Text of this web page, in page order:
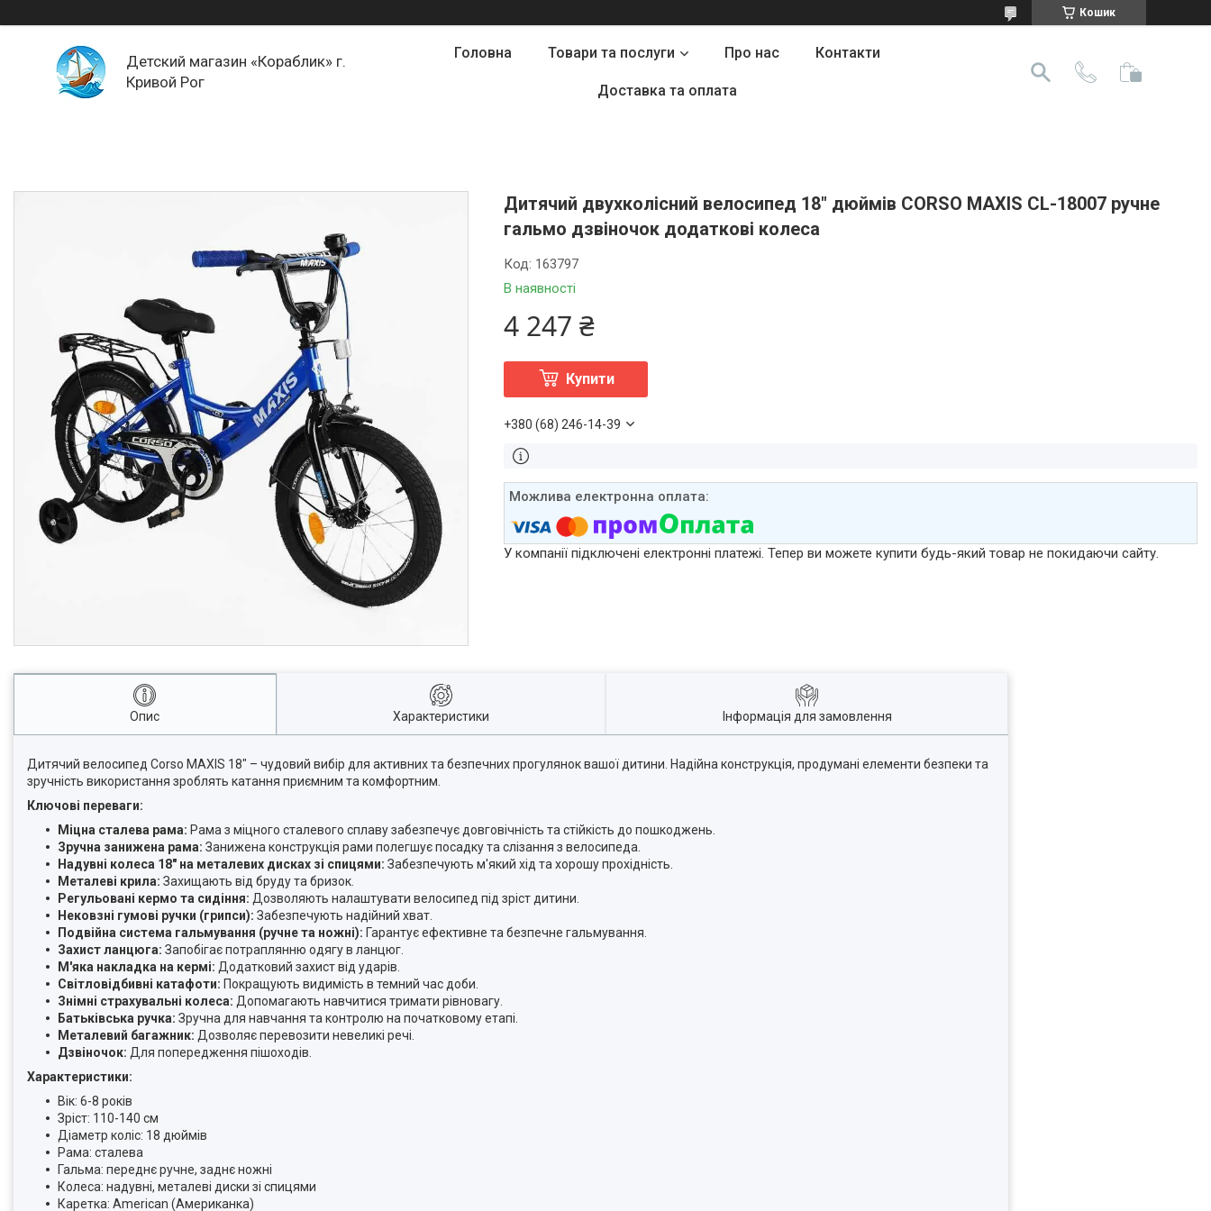
Кошик
Детский магазин «Кораблик» г.
Кривой Рог
Головна Товари та послуги Про нас Контакти
Доставка та оплата
Дитячий двухколісний велосипед 18" дюймів CORSO MAXIS CL-18007 ручне
гальмо дзвіночок додаткові колеса
В наявності
Код: 163797
4 247 ₴
Купити
+380 (68) 246-14-39
У компанії підключені електронні платежі. Тепер ви можете купити будь-який товар не покидаючи сайту.
Опис Характеристики Інформація для замовлення
Дитячий велосипед Corso MAXIS 18" – чудовий вибір для активних та безпечних прогулянок вашої дитини. Надійна конструкція, продумані елементи безпеки та
зручність використання зроблять катання приємним та комфортним.
Ключові переваги:
Міцна сталева рама: Рама з міцного сталевого сплаву забезпечує довговічність та стійкість до пошкоджень.
Зручна занижена рама: Занижена конструкція рами полегшує посадку та слізання з велосипеда.
Надувні колеса 18" на металевих дисках зі спицями: Забезпечують м'який хід та хорошу прохідність.
Металеві крила: Захищають від бруду та бризок.
Регульовані кермо та сидіння: Дозволяють налаштувати велосипед під зріст дитини.
Нековзні гумові ручки (грипси): Забезпечують надійний хват.
Подвійна система гальмування (ручне та ножні): Гарантує ефективне та безпечне гальмування.
Захист ланцюга: Запобігає потраплянню одягу в ланцюг.
М'яка накладка на кермі: Додатковий захист від ударів.
Світловідбивні катафоти: Покращують видимість в темний час доби.
Знімні страхувальні колеса: Допомагають навчитися тримати рівновагу.
Батьківська ручка: Зручна для навчання та контролю на початковому етапі.
Металевий багажник: Дозволяє перевозити невеликі речі.
Дзвіночок: Для попередження пішоходів.
Характеристики:
Вік: 6-8 років
Зріст: 110-140 см
Діаметр коліс: 18 дюймів
Рама: сталева
Гальма: переднє ручне, заднє ножні
Колеса: надувні, металеві диски зі спицями
Каретка: American (Американка)